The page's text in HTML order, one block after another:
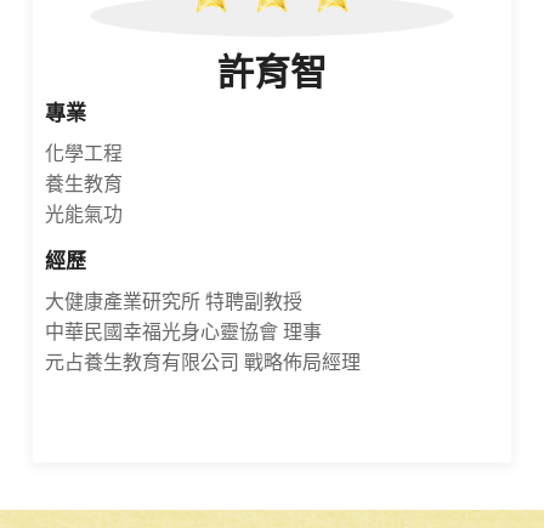
許育智
專業
化學工程
養生教育
光能氣功
經歷
大健康產業研究所 特聘副教授
中華民國幸福光身心靈協會 理事
元占養生教育有限公司 戰略佈局經理